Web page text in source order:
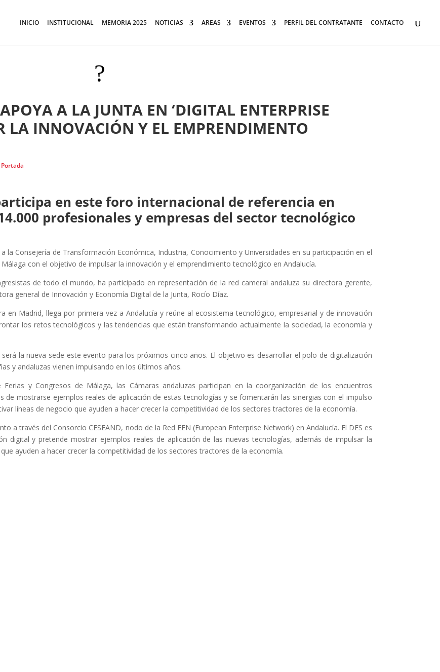
INICIO INSTITUCIONAL MEMORIA 2025 NOTICIAS AREAS EVENTOS PERFIL DEL CONTRATANTE CONTACTO
?
A LA JUNTA EN ‘DIGITAL ENTERPRISE
LA INNOVACIÓN Y EL EMPRENDIMENTO
en este foro internacional de referencia en
profesionales y empresas del sector tecnológico
la Consejería de Transformación Económica, Industria, Conocimiento y Universidades en su participación en el
Málaga con el objetivo de impulsar la innovación y el emprendimiento tecnológico en Andalucía.
de todo el mundo, ha participado en representación de la red cameral andaluza su directora gerente,
general de Innovación y Economía Digital de la Junta, Rocío Díaz.
en Madrid, llega por primera vez a Andalucía y reúne al ecosistema tecnológico, empresarial y de innovación
los retos tecnológicos y las tendencias que están transformando actualmente la sociedad, la economía y
la nueva sede este evento para los próximos cinco años. El objetivo es desarrollar el polo de digitalización
y andaluzas vienen impulsando en los últimos años.
y Congresos de Málaga, las Cámaras andaluzas participan en la coorganización de los encuentros
de mostrarse ejemplos reales de aplicación de estas tecnologías y se fomentarán las sinergias con el impulso
líneas de negocio que ayuden a hacer crecer la competitividad de los sectores tractores de la economía.
a través del Consorcio CESEAND, nodo de la Red EEN (European Enterprise Network) en Andalucía. El DES es
digital y pretende mostrar ejemplos reales de aplicación de las nuevas tecnologías, además de impulsar la
ayuden a hacer crecer la competitividad de los sectores tractores de la economía.